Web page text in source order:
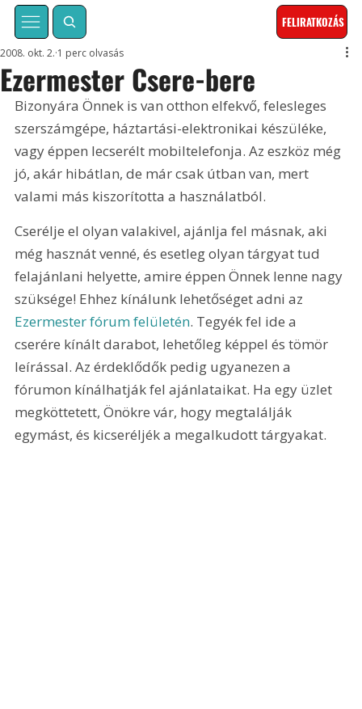
FELIRATKOZÁS
Ezermester Csere-bere
2008. okt. 2. 1 perc olvasás
Bizonyára Önnek is van otthon elfekvő, felesleges
szerszámgépe, háztartási-elektronikai készüléke,
vagy éppen lecserélt mobiltelefonja. Az eszköz még
jó, akár hibátlan, de már csak útban van, mert
valami más kiszorította a használatból.
Cserélje el olyan valakivel, ajánlja fel másnak, aki
még hasznát venné, és esetleg olyan tárgyat tud
felajánlani helyette, amire éppen Önnek lenne nagy
szüksége! Ehhez kínálunk lehetőséget adni az
Ezermester fórum felületén. Tegyék fel ide a
cserére kínált darabot, lehetőleg képpel és tömör
leírással. Az érdeklődők pedig ugyanezen a
fórumon kínálhatják fel ajánlataikat. Ha egy üzlet
megköttetett, Önökre vár, hogy megtalálják
egymást, és kicseréljék a megalkudott tárgyakat.